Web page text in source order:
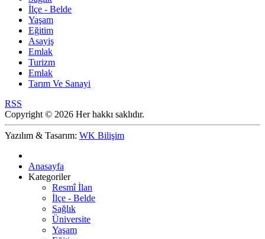
İlçe - Belde
Yaşam
Eğitim
Asayiş
Emlak
Turizm
Emlak
Tarım Ve Sanayi
RSS
Copyright © 2026 Her hakkı saklıdır.
Yazılım & Tasarım: WK Bilişim
Anasayfa
Kategoriler
Resmî İlan
İlçe - Belde
Sağlık
Üniversite
Yaşam